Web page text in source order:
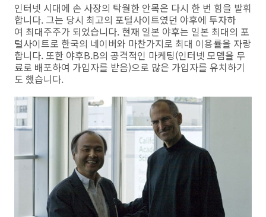
인터넷 시대에 손 사장의 탁월한 안목은 다시 한 번 힘을 발휘
합니다. 그는 당시 최고의 포털사이트였던 야후에 투자하
여 최대주주가 되었습니다. 현재 일본 야후는 일본 최대의 포
털사이트로 한국의 네이버와 마찬가지로 최대 이용률을 자랑
합니다. 또한 야후B.B의 공격적인 마케팅(인터넷 모뎀을 무
료로 배포하여 가입자를 받음)으로 많은 가입자를 유치하기
도 했습니다.